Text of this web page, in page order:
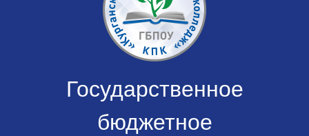
Государственное
бюджетное